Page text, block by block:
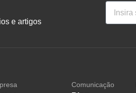
e artigos
Comunicação